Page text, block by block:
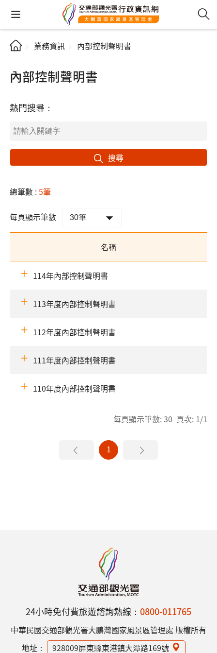
業務資訊 內部控制聲明書
內部控制聲明書
熱門搜尋：
搜尋
總筆數 :5筆
每頁顯示筆數
名稱
114年內部控制聲明書
113年度內部控制聲明書
112年度內部控制聲明書
111年度內部控制聲明書
110年度內部控制聲明書
每頁顯示筆數: 30 頁次: 1/1
1
24小時免付費旅遊諮詢熱線： 0800-011765
中華民國交通部觀光署大鵬灣國家風景區管理處 版權所有
地址：
928009屏東縣東港鎮大潭路169號